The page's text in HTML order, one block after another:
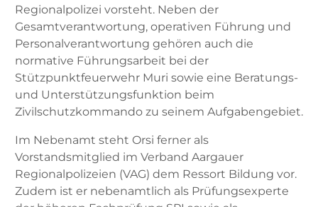
Regionalpolizei vorsteht. Neben der
Gesamtverantwortung, operativen Führung und
Personalverantwortung gehören auch die
normative Führungsarbeit bei der
Stützpunktfeuerwehr Muri sowie eine Beratungs-
und Unterstützungsfunktion beim
Zivilschutzkommando zu seinem Aufgabengebiet.
Im Nebenamt steht Orsi ferner als
Vorstandsmitglied im Verband Aargauer
Regionalpolizeien (VAG) dem Ressort Bildung vor.
Zudem ist er nebenamtlich als Prüfungsexperte